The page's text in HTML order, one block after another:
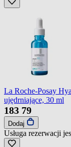
La Roche-Posay
ujędrniające, 30 ml
183 79
Dodaj
Usługa rezerwacji